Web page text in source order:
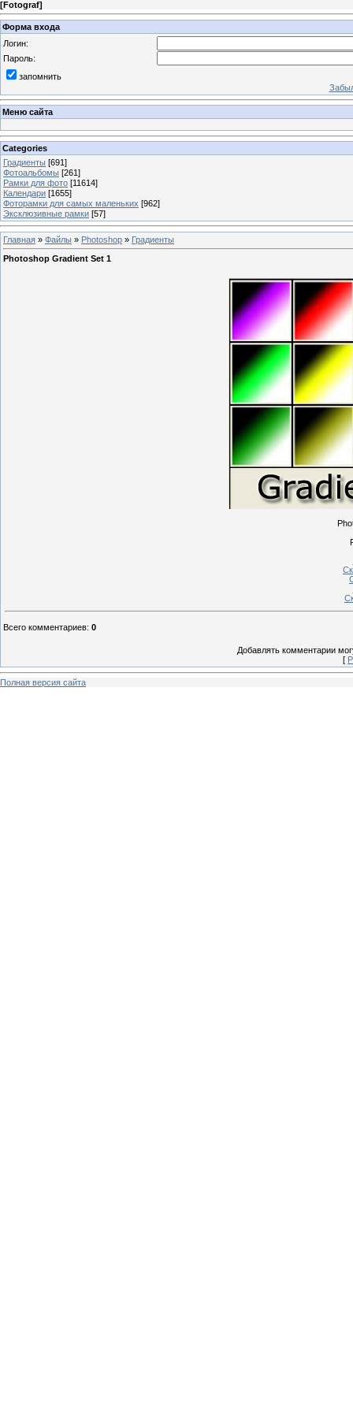
[Fotograf]
Форма входа
Логин:
Пароль:
запомнить
Меню сайта
Categories
Градиенты [691]
Фотоальбомы [261]
Рамки для фото [11614]
Календари [1655]
Фоторамки для самых маленьких [962]
Эксклюзивные рамки [57]
Главная » Файлы » Photoshop » Градиенты
Photoshop Gradient Set 1
Всего комментариев: 0
Добавлять комментарии
[
Полная версия сайта